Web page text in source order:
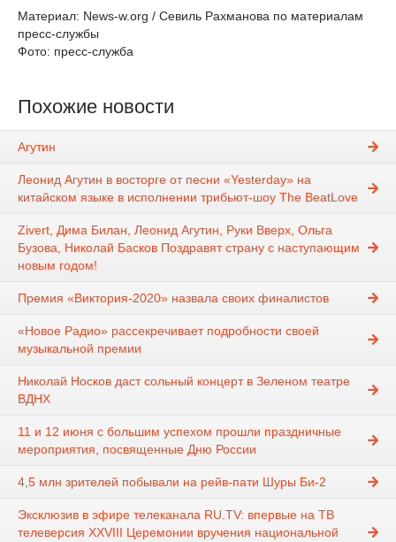
Материал: News-w.org / Севиль Рахманова по материалам
пресс-службы
Фото: пресс-служба
Похожие новости
Агутин
Леонид Агутин в восторге от песни «Yesterday» на
китайском языке в исполнении трибьют-шоу The BeatLove
Zivert, Дима Билан, Леонид Агутин, Руки Вверх, Ольга
Бузова, Николай Басков Поздравят страну с наступающим
новым годом!
Премия «Виктория-2020» назвала своих финалистов
«Новое Радио» рассекречивает подробности своей
музыкальной премии
Николай Носков даст сольный концерт в Зеленом театре
ВДНХ
11 и 12 июня с большим успехом прошли праздничные
мероприятия, посвященные Дню России
4,5 млн зрителей побывали на рейв-пати Шуры Би-2
Эксклюзив в эфире телеканала RU.TV: впервые на ТВ
телеверсия XXVIII Церемонии вручения национальной